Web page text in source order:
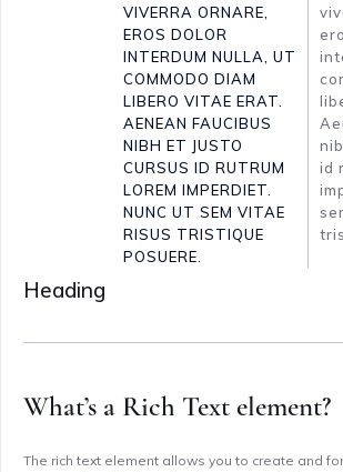
VIVERRA ORNARE,
EROS DOLOR
INTERDUM NULLA, UT
COMMODO DIAM
LIBERO VITAE ERAT.
AENEAN FAUCIBUS
NIBH ET JUSTO
CURSUS ID RUTRUM
LOREM IMPERDIET.
NUNC UT SEM VITAE
RISUS TRISTIQUE
POSUERE.
id
Heading
What’s a Rich Text element?
The rich text element allows you to create and